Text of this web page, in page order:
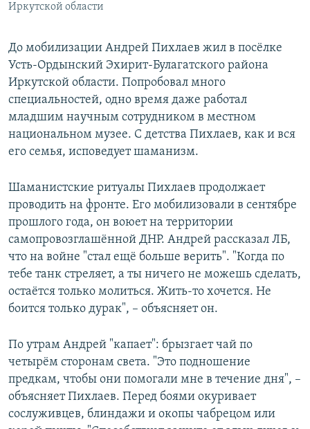
Иркутской области
До мобилизации Андрей Пихлаев жил в посёлке
Усть-Ордынский Эхирит-Булагатского района
Иркутской области. Попробовал много
специальностей, одно время даже работал
младшим научным сотрудником в местном
национальном музее. С детства Пихлаев, как и вся
его семья, исповедует шаманизм.
Шаманистские ритуалы Пихлаев продолжает
проводить на фронте. Его мобилизовали в сентябре
прошлого года, он воюет на территории
самопровозглашённой ДНР. Андрей рассказал ЛБ,
что на войне "стал ещё больше верить". "Когда по
тебе танк стреляет, а ты ничего не можешь сделать,
остаётся только молиться. Жить-то хочется. Не
боится только дурак", – объясняет он.
По утрам Андрей "капает": брызгает чай по
четырём сторонам света. "Это подношение
предкам, чтобы они помогали мне в течение дня", –
объясняет Пихлаев. Перед боями окуривает
сослуживцев, блиндажи и окопы чабрецом или